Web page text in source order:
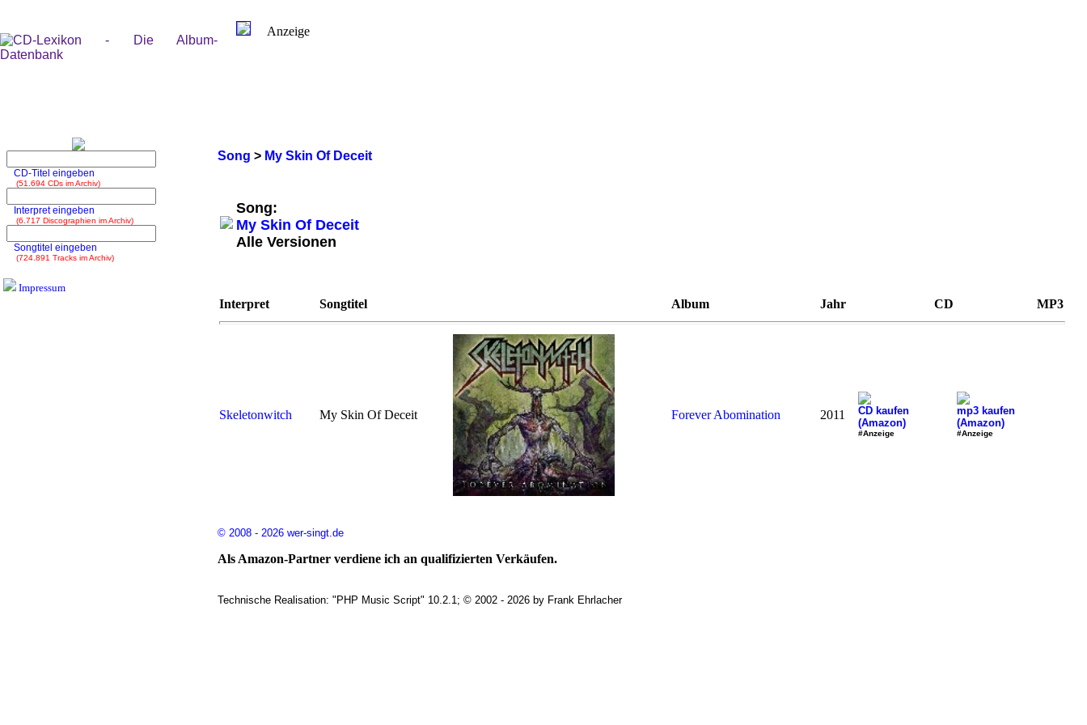
Song > My Skin Of Deceit
Song:
My Skin Of Deceit
Alle Versionen
Interpret Songtitel Album Jahr CD MP3
Skeletonwitch My Skin Of Deceit Forever Abomination 2011
CD kaufen
(Amazon)
#Anzeige
mp3 kaufen
(Amazon)
#Anzeige
© 2008 - 2026 wer-singt.de
Als Amazon-Partner verdiene ich an qualifizierten Verkäufen.
Technische Realisation: "PHP Music Script" 10.2.1; © 2002 - 2026 by Frank Ehrlacher
Anzeige
CD-Titel eingeben
(51.694 CDs im Archiv)
Interpret eingeben
(6.717 Discographien im Archiv)
Songtitel eingeben
(724.891 Tracks im Archiv)
Impressum